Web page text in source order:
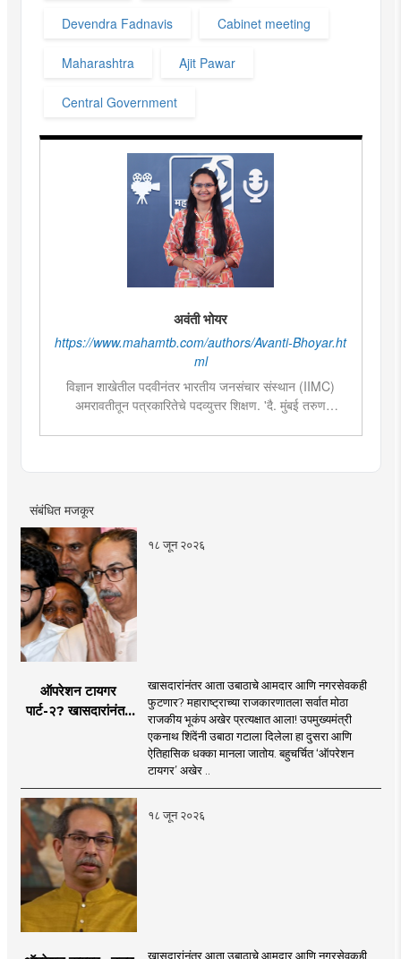
Devendra Fadnavis Cabinet meeting
Maharashtra Ajit Pawar
Central Government
अवंती भोयर
https://www.mahamtb.com/authors/Avanti-Bhoyar.ht
ml
विज्ञान शाखेतील पदवीनंतर भारतीय जनसंचार संस्थान (IIMC)
अमरावतीतून पत्रकारितेचे पदव्युत्तर शिक्षण. 'दै. मुंबई तरुण
राजकारण या विषयात विशेष रस. हस्तकला, संगीत आणि कविता
संबंधित मजकूर
१८ जून २०२६
ऑपरेशन टायगर
पार्ट-२? खासदारांनंतर
खासदारांनंतर आता उबाठाचे आमदार आणि नगरसेवकही
फुटणार? महाराष्ट्राच्या राजकारणातला सर्वात मोठा
राजकीय भूकंप अखेर प्रत्यक्षात आला! उपमुख्यमंत्री
एकनाथ शिंदेंनी उबाठा गटाला दिलेला हा दुसरा आणि
ऐतिहासिक धक्का मानला जातोय. बहुचर्चित ‘ऑपरेशन
टायगर’ अखेर ..
१८ जून २०२६
खासदारांनंतर आता उबाठाचे आमदार आणि नगरसेवकही